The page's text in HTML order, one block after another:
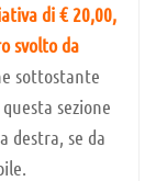
di € 20,00,
svolto da
sottostante
sezione
destra, se da